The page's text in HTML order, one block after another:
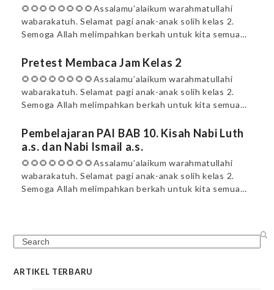
🌻🌻🌻🌻🌻🌻🌻🌻Assalamu’alaikum warahmatullahi
wabarakatuh. Selamat pagi anak-anak solih kelas 2.
Semoga Allah melimpahkan berkah untuk kita semua…
Pretest Membaca Jam Kelas 2
🌻🌻🌻🌻🌻🌻🌻🌻Assalamu’alaikum warahmatullahi
wabarakatuh. Selamat pagi anak-anak solih kelas 2.
Semoga Allah melimpahkan berkah untuk kita semua…
Pembelajaran PAI BAB 10. Kisah Nabi Luth
a.s. dan Nabi Ismail a.s.
🌻🌻🌻🌻🌻🌻🌻🌻Assalamu’alaikum warahmatullahi
wabarakatuh. Selamat pagi anak-anak solih kelas 2.
Semoga Allah melimpahkan berkah untuk kita semua…
Search
ARTIKEL TERBARU